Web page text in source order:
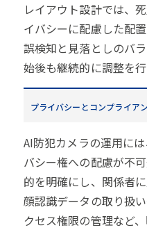
レイアウト設計では、
イバシーに配慮した配
誤検知と見落としのバ
始後も継続的に調整を
プライバシーとコンプライア
AI防犯カメラの運用に
バシー権への配慮が不
的を明確にし、関係者
顔認識データの取り扱
クセス権限の管理など